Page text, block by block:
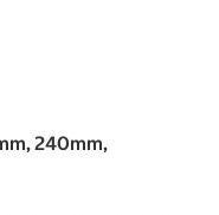
240mm,